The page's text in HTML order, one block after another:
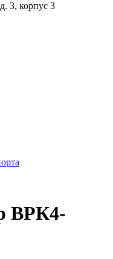
3, корпус 3
ВРК4-